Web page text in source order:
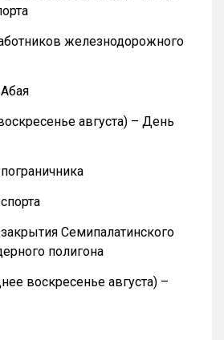
железнодорожного
августа) – День
Семипалатинского
полигона
воскресенье августа) –